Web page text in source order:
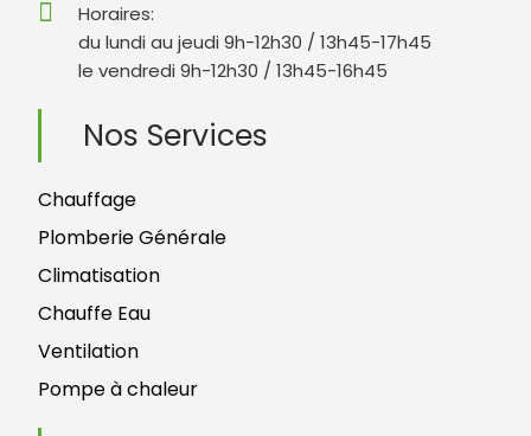
Horaires:
du lundi au jeudi 9h-12h30 / 13h45-17h45
le vendredi 9h-12h30 / 13h45-16h45
Nos Services
Chauffage
Plomberie Générale
Climatisation
Chauffe Eau
Ventilation
Pompe à chaleur